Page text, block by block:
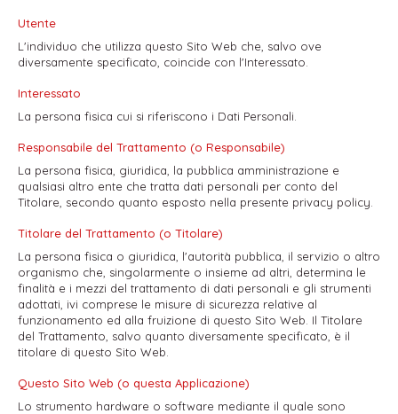
Utente
L'individuo che utilizza questo Sito Web che, salvo ove
diversamente specificato, coincide con l'Interessato.
Interessato
La persona fisica cui si riferiscono i Dati Personali.
Responsabile del Trattamento (o Responsabile)
La persona fisica, giuridica, la pubblica amministrazione e
qualsiasi altro ente che tratta dati personali per conto del
Titolare, secondo quanto esposto nella presente privacy policy.
Titolare del Trattamento (o Titolare)
La persona fisica o giuridica, l'autorità pubblica, il servizio o altro
organismo che, singolarmente o insieme ad altri, determina le
finalità e i mezzi del trattamento di dati personali e gli strumenti
adottati, ivi comprese le misure di sicurezza relative al
funzionamento ed alla fruizione di questo Sito Web. Il Titolare
del Trattamento, salvo quanto diversamente specificato, è il
titolare di questo Sito Web.
Questo Sito Web (o questa Applicazione)
Lo strumento hardware o software mediante il quale sono